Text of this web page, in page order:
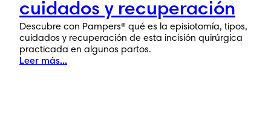
cuidados y recuperación
Descubre con Pampers® qué es la episiotomía, tipos,
cuidados y recuperación de esta incisión quirúrgica
practicada en algunos partos.
Leer más...